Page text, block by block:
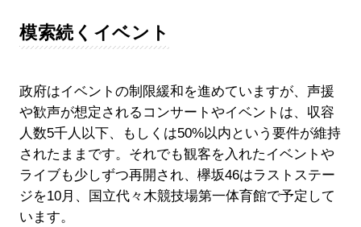
模索続くイベント
政府はイベントの制限緩和を進めていますが、声援
や歓声が想定されるコンサートやイベントは、収容
人数5千人以下、もしくは50%以内という要件が維持
されたままです。それでも観客を入れたイベントや
ライブも少しずつ再開され、欅坂46はラストステー
ジを10月、国立代々木競技場第一体育館で予定して
います。